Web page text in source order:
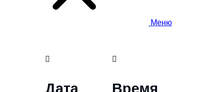
Меню
Дата Время